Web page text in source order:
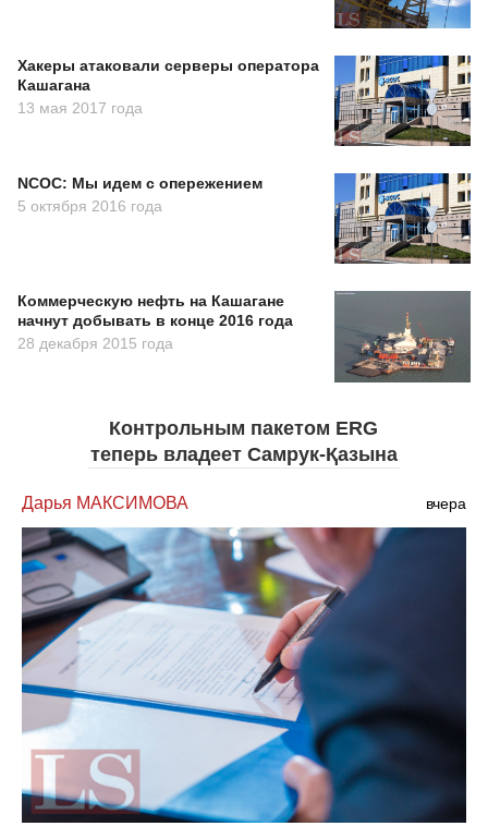
Хакеры атаковали серверы оператора
Кашагана
13 мая 2017 года
NCOC: Мы идем с опережением
5 октября 2016 года
Коммерческую нефть на Кашагане
начнут добывать в конце 2016 года
28 декабря 2015 года
Контрольным пакетом ERG
теперь владеет Самрук-Қазына
Дарья МАКСИМОВА вчера